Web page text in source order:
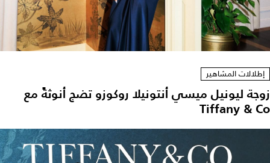
إطلالات المشاهير
زوجة ليونيل ميسي أنتونيلا روكوزو تضج أنوثةً مع
Tiffany & Co